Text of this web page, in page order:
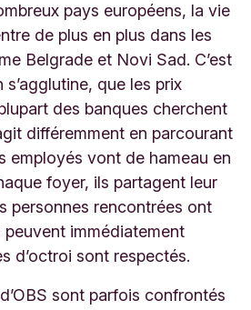
pays européens, la vie
de plus en plus dans les
Belgrade et Novi Sad. C’est
que les prix
des banques cherchent
différemment en parcourant
employés vont de hameau en
foyer, ils partagent leur
personnes rencontrées ont
peuvent immédiatement
d’octroi sont respectés.
sont parfois confrontés